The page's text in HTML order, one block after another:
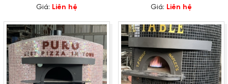
bảo hành trọn đời
Giá: Liên hệ
phục vụ toàn quốc
Giá: Liên hệ